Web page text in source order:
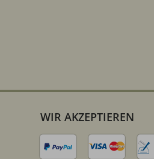
WIR AKZEPTIEREN